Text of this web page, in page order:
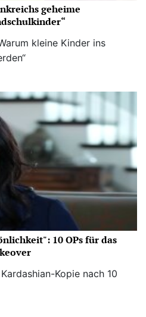
geheime
kleine Kinder ins
10 OPs für das
Kopie nach 10